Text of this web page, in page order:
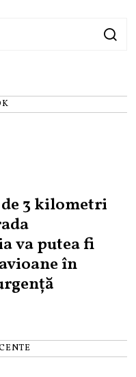
3 kilometri
va putea fi
în